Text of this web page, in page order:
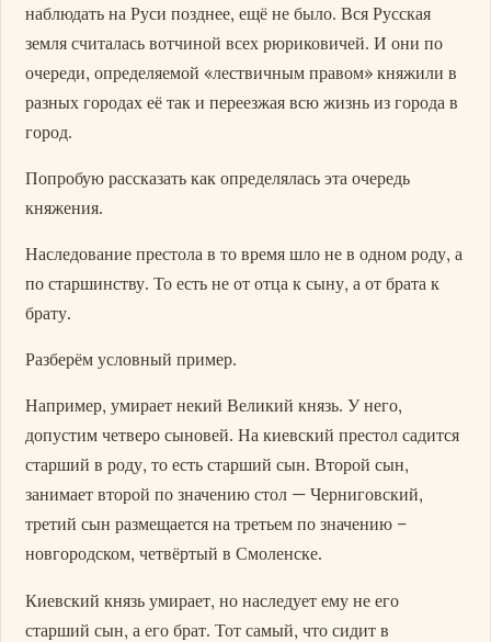
наблюдать на Руси позднее, ещё не было. Вся Русская
земля считалась вотчиной всех рюриковичей. И они по
очереди, определяемой «лествичным правом» княжили в
разных городах её так и переезжая всю жизнь из города в
город.
Попробую рассказать как определялась эта очередь
княжения.
Наследование престола в то время шло не в одном роду, а
по старшинству. То есть не от отца к сыну, а от брата к
брату.
Разберём условный пример.
Например, умирает некий Великий князь. У него,
допустим четверо сыновей. На киевский престол садится
старший в роду, то есть старший сын. Второй сын,
занимает второй по значению стол — Черниговский,
третий сын размещается на третьем по значению –
новгородском, четвёртый в Смоленске.
Киевский князь умирает, но наследует ему не его
старший сын, а его брат. Тот самый, что сидит в